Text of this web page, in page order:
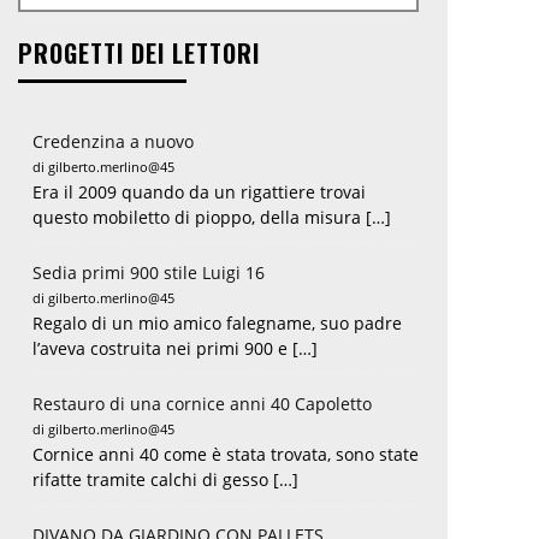
PROGETTI DEI LETTORI
Credenzina a nuovo
di gilberto.merlino@45
Era il 2009 quando da un rigattiere trovai
questo mobiletto di pioppo, della misura […]
Sedia primi 900 stile Luigi 16
di gilberto.merlino@45
Regalo di un mio amico falegname, suo padre
l’aveva costruita nei primi 900 e […]
Restauro di una cornice anni 40 Capoletto
di gilberto.merlino@45
Cornice anni 40 come è stata trovata, sono state
rifatte tramite calchi di gesso […]